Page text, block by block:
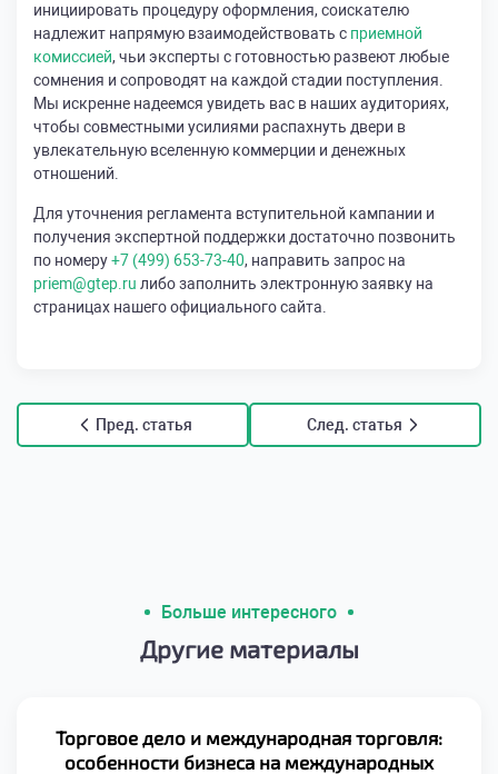
инициировать процедуру оформления, соискателю
надлежит напрямую взаимодействовать с приемной
комиссией, чьи эксперты с готовностью развеют любые
сомнения и сопроводят на каждой стадии поступления.
Мы искренне надеемся увидеть вас в наших аудиториях,
чтобы совместными усилиями распахнуть двери в
увлекательную вселенную коммерции и денежных
отношений.
Для уточнения регламента вступительной кампании и
получения экспертной поддержки достаточно позвонить
по номеру+7 (499) 653-73-40, направить запрос на
priem@gtep.ru либо заполнить электронную заявку на
страницах нашего официального сайта.
Пред. статья След. статья
Больше интересного
Другие материалы
Торговое дело и международная торговля:
особенности бизнеса на международных